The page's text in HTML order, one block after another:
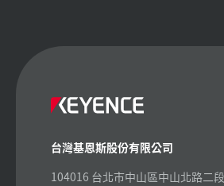
台灣基恩斯股份有限公司
104016 台北市中山區中山北路二